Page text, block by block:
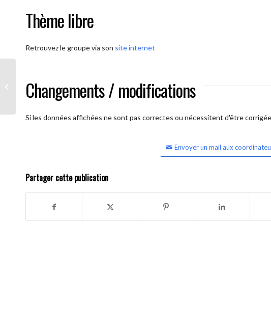
Thème libre
Retrouvez le groupe via son site internet
Changements / modifications
Si les données affichées ne sont pas correctes ou nécessitent d'être
Envoyer un mail aux
Partager cette publication
AA-UNITE.BE (Méditation)